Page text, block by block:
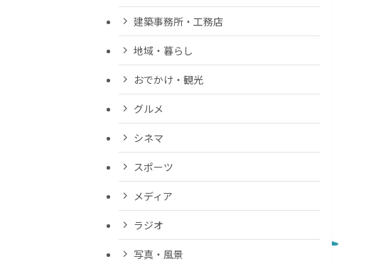
建築事務所・工務店
地域・暮らし
おでかけ・観光
グルメ
シネマ
スポーツ
メディア
ラジオ
写真・風景